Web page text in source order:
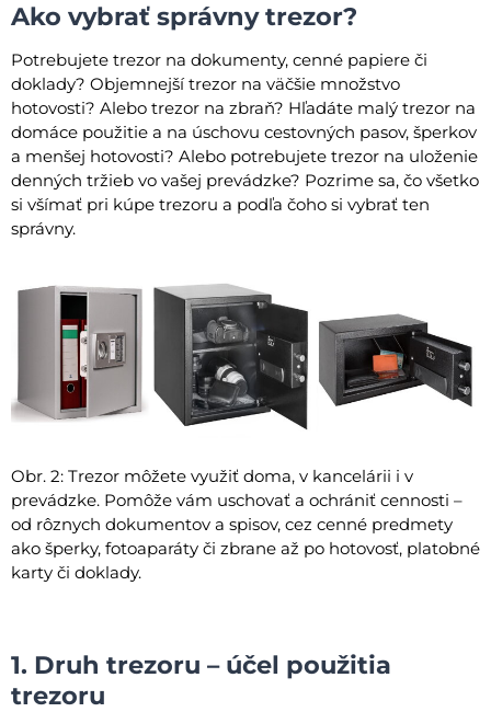
Ako vybrať správny trezor?
Potrebujete trezor na dokumenty, cenné papiere či
doklady? Objemnejší trezor na väčšie množstvo
hotovosti? Alebo trezor na zbraň? Hľadáte malý trezor na
domáce použitie a na úschovu cestovných pasov, šperkov
a menšej hotovosti? Alebo potrebujete trezor na uloženie
denných tržieb vo vašej prevádzke? Pozrime sa, čo všetko
si všímať pri kúpe trezoru a podľa čoho si vybrať ten
správny.
Obr. 2: Trezor môžete využiť doma, v kancelárii i v
prevádzke. Pomôže vám uschovať a ochrániť cennosti –
od rôznych dokumentov a spisov, cez cenné predmety
ako šperky, fotoaparáty či zbrane až po hotovosť, platobné
karty či doklady.
1. Druh trezoru – účel použitia
trezoru